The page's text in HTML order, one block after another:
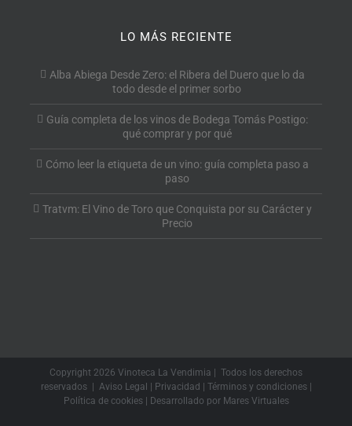
LO MÁS RECIENTE
Alba Abiega Desde Zero: el Ribera del Duero que lo da
todo desde el primer sorbo
Guía completa de los vinos de Bodega Tomás Postigo:
qué comprar y por qué
Cómo leer la etiqueta de un vino: guía completa paso a
paso
Tratvm: El Vino de Toro que Conquista por su Carácter y
Precio
Copyright 2026 Vinoteca La Vendimia | Todos los derechos
reservados | Aviso Legal Privacidad Términos y condiciones|
Política de cookies| Desarrollado por Mares Virtuales